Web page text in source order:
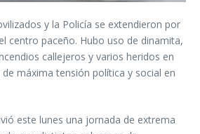
y la Policía se extendieron por
centro paceño. Hubo uso de dinamita,
callejeros y varios heridos en
máxima tensión política y social en
este lunes una jornada de extrema